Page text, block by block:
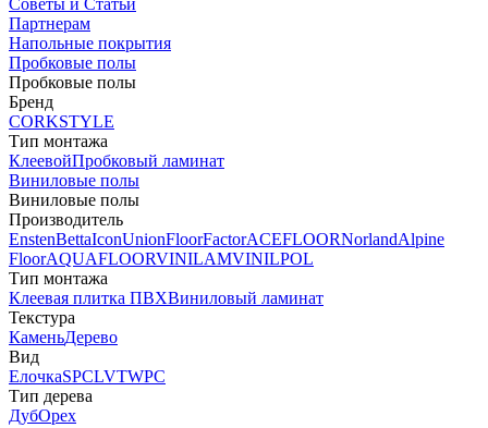
Советы и Статьи
Партнерам
Напольные покрытия
Пробковые полы
Пробковые полы
Бренд
CORKSTYLE
Тип монтажа
КлеевойПробковый ламинат
Виниловые полы
Виниловые полы
Производитель
EnstenBettaIconUnionFloorFactorACEFLOORNorlandAlpine
FloorAQUAFLOORVINILAMVINILPOL
Тип монтажа
Клеевая плитка ПВХВиниловый ламинат
Текстура
КаменьДерево
Вид
ЕлочкаSPCLVTWPC
Тип дерева
ДубОрех